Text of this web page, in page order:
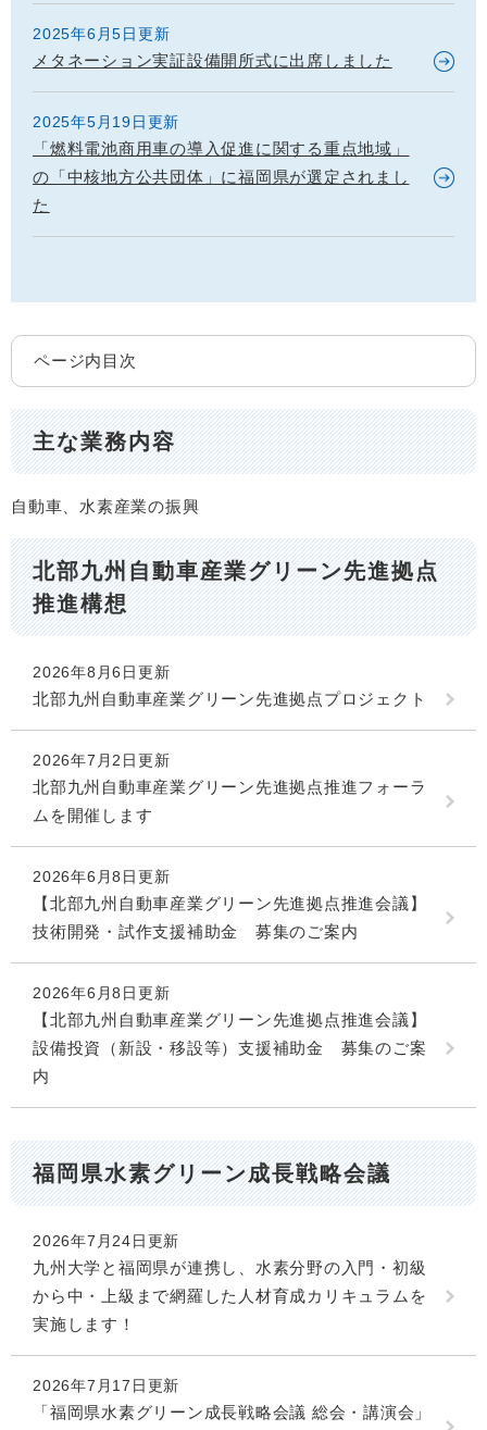
2025年6月5日更新
メタネーション実証設備開所式に出席しました
2025年5月19日更新
「燃料電池商用車の導入促進に関する重点地域」
の「中核地方公共団体」に福岡県が選定されまし
た
ページ内目次
主な業務内容
自動車、水素産業の振興
北部九州自動車産業グリーン先進拠点
推進構想
2026年8月6日更新
北部九州自動車産業グリーン先進拠点プロジェクト
2026年7月2日更新
北部九州自動車産業グリーン先進拠点推進フォーラ
ムを開催します
2026年6月8日更新
【北部九州自動車産業グリーン先進拠点推進会議】
技術開発・試作支援補助金 募集のご案内
2026年6月8日更新
【北部九州自動車産業グリーン先進拠点推進会議】
設備投資（新設・移設等）支援補助金 募集のご案
内
福岡県水素グリーン成長戦略会議
2026年7月24日更新
九州大学と福岡県が連携し、水素分野の入門・初級
から中・上級まで網羅した人材育成カリキュラムを
実施します！
2026年7月17日更新
「福岡県水素グリーン成長戦略会議 総会・講演会」